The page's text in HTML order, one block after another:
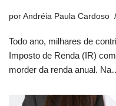
por Andréia Paula Cardoso
Todo ano, milhares de
Imposto de Renda (IR)
morder da renda anual.